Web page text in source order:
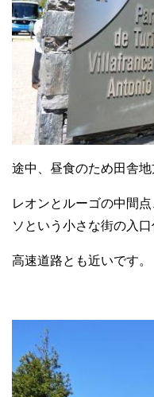
途中、昼食のため田舎地
レオンとルーゴの中間
ソという小さな街の入口
高速道路とも近いです。